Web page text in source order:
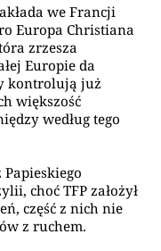
we Francji
Europa Christiana
zrzesza
Europie da
kontrolują już
większość
według tego
choć TFP założył
część z nich nie
z ruchem.